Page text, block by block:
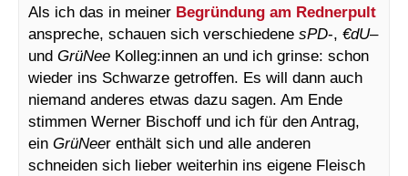
Als ich das in meiner Begründung am Rednerpult
anspreche, schauen sich verschiedene sPD-, €dU–
und GrüNee Kolleg:innen an und ich grinse: schon
wieder ins Schwarze getroffen. Es will dann auch
niemand anderes etwas dazu sagen. Am Ende
stimmen Werner Bischoff und ich für den Antrag,
ein GrüNeer enthält sich und alle anderen
schneiden sich lieber weiterhin ins eigene Fleisch